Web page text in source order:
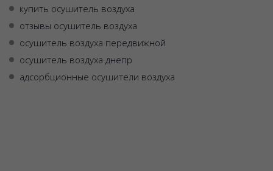
купить осушитель воздуха
отзывы осушитель воздуха
осушитель воздуха передвижной
осушитель воздуха днепр
адсорбционные осушители воздуха